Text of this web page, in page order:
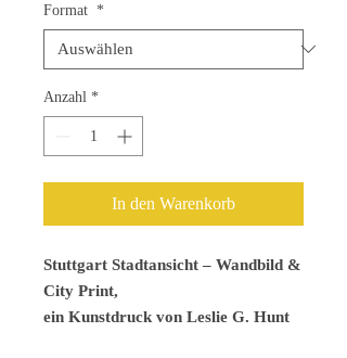
Format *
Anzahl *
In den Warenkorb
Stuttgart Stadtansicht – Wandbild &
City Print,
ein Kunstdruck von Leslie G. Hunt